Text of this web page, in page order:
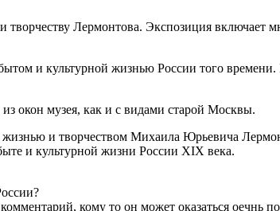
Лермонтова. Экспозиция включает
и культурной жизнью России того
окон музея, как и с видами старой Москвы.
и творчеством Михаила Юрьевича
и культурной жизни России XIX века.
кому то он может оказаться оечнь